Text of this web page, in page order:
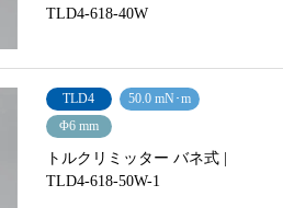
TLD4-618-40W
TLD4
50.0 mN･m
Φ6 mm
トルクリミッター バネ式 |
TLD4-618-50W-1